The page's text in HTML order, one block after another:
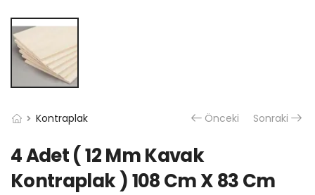
Kontraplak Önceki Sonraki
4 Adet ( 12 Mm Kavak
Kontraplak ) 108 Cm X 83 Cm